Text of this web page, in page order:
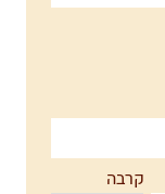
קרבה